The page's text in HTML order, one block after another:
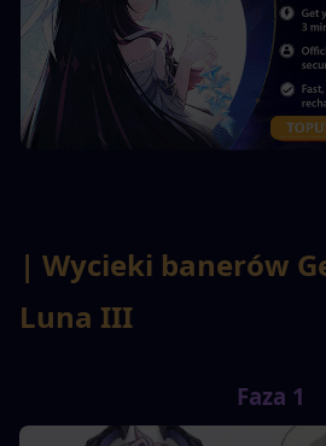
| Wycieki banerów
Luna III
Faza 1